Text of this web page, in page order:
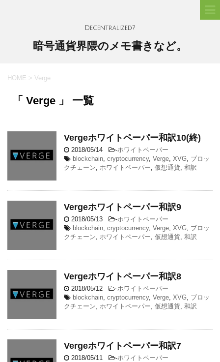
Decentralized?
暗号通貨界隈のメモ書きなど。
HOME > Verge
「 Verge 」 一覧
Vergeホワイトペーパー和訳10(終)
2018/05/14 -ホワイトペーパー
blockchain cryptocurrency, Verge XVG
ブロッ
クチェーン
ホワイトペーパー 仮想通貨 和訳
Vergeホワイトペーパー和訳9
2018/05/13 -ホワイトペーパー
blockchain cryptocurrency, Verge XVG
ブロッ
クチェーン
ホワイトペーパー 仮想通貨 和訳
Vergeホワイトペーパー和訳8
2018/05/12 -ホワイトペーパー
blockchain cryptocurrency, Verge XVG
ブロッ
クチェーン
ホワイトペーパー 仮想通貨 和訳
Vergeホワイトペーパー和訳7
2018/05/11 -ホワイトペーパー